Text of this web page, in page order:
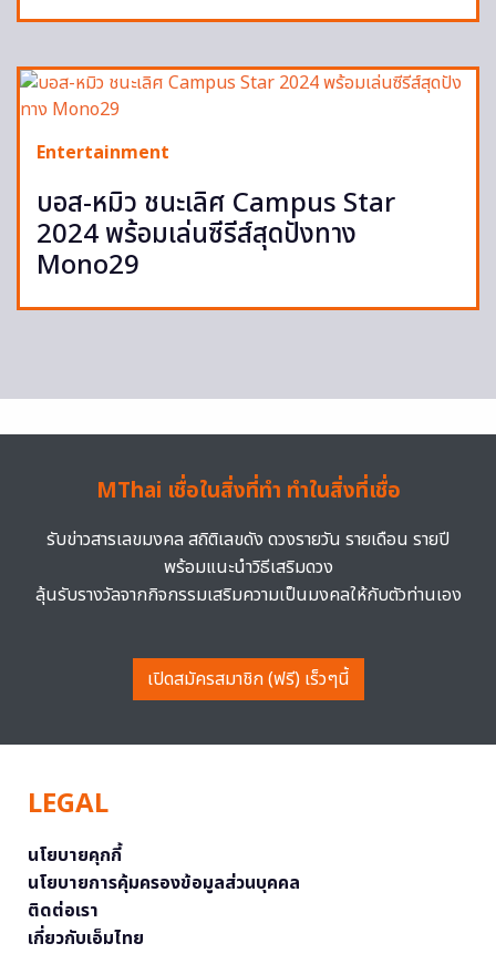
Entertainment
บอส-หมิว ชนะเลิศ Campus Star
2024 พร้อมเล่นซีรีส์สุดปังทาง
Mono29
MThai เชื่อในสิ่งที่ทำ ทำในสิ่งที่เชื่อ
รับข่าวสารเลขมงคล สถิติเลขดัง ดวงรายวัน รายเดือน รายปี
พร้อมแนะนำวิธีเสริมดวง
ลุ้นรับรางวัลจากกิจกรรมเสริมความเป็นมงคลให้กับตัวท่านเอง
เปิดสมัครสมาชิก (ฟรี) เร็วๆนี้
LEGAL
นโยบายคุกกี้
นโยบายการคุ้มครองข้อมูลส่วนบุคคล
ติดต่อเรา
เกี่ยวกับเอ็มไทย